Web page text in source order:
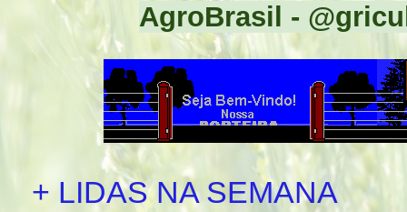
AgroBrasil -
+ LIDAS NA SEMANA